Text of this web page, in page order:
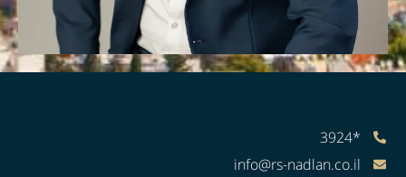
*3924
info@rs-nadlan.co.il